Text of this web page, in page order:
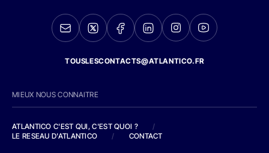
TOUSLESCONTACTS@ATLANTICO.FR
MIEUX NOUS CONNAITRE
ATLANTICO C'EST QUI, C'EST QUOI ?
/
LE RESEAU D'ATLANTICO
/ CONTACT